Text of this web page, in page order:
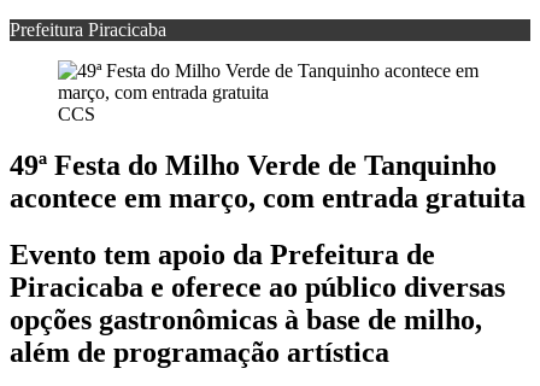
Prefeitura Piracicaba
CCS
49ª Festa do Milho Verde de Tanquinho
acontece em março, com entrada gratuita
Evento tem apoio da Prefeitura de
Piracicaba e oferece ao público diversas
opções gastronômicas à base de milho,
além de programação artística